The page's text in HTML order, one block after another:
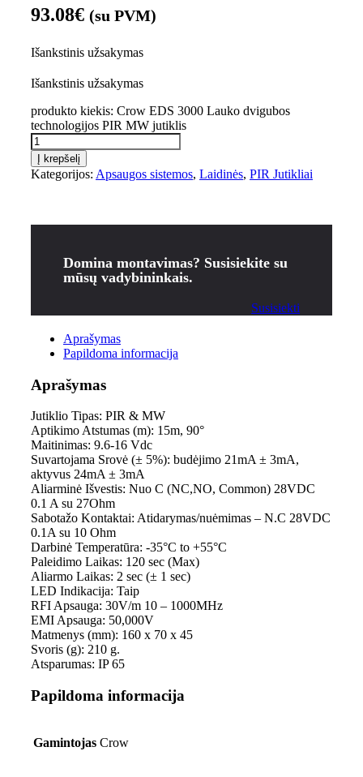
93.08€ (su PVM)
Išankstinis užsakymas
Išankstinis užsakymas
produkto kiekis: Crow EDS 3000 Lauko dvigubos
technologijos PIR MW jutiklis
Į krepšelį
Kategorijos: Apsaugos sistemos, Laidinės, PIR Jutikliai
Domina montavimas? Susisiekite su
mūsų vadybininkais.
Susisiekti
Aprašymas
Papildoma informacija
Aprašymas
Jutiklio Tipas: PIR & MW
Aptikimo Atstumas (m): 15m, 90°
Maitinimas: 9.6-16 Vdc
Suvartojama Srovė (± 5%): budėjimo 21mA ± 3mA,
aktyvus 24mA ± 3mA
Aliarminė Išvestis: Nuo C (NC,NO, Common) 28VDC
0.1 A su 27Ohm
Sabotažo Kontaktai: Atidarymas/nuėmimas – N.C 28VDC
0.1A su 10 Ohm
Darbinė Temperatūra: -35°C to +55°C
Paleidimo Laikas: 120 sec (Max)
Aliarmo Laikas: 2 sec (± 1 sec)
LED Indikacija: Taip
RFI Apsauga: 30V/m 10 – 1000MHz
EMI Apsauga: 50,000V
Matmenys (mm): 160 x 70 x 45
Svoris (g): 210 g.
Atsparumas: IP 65
Papildoma informacija
Gamintojas Crow